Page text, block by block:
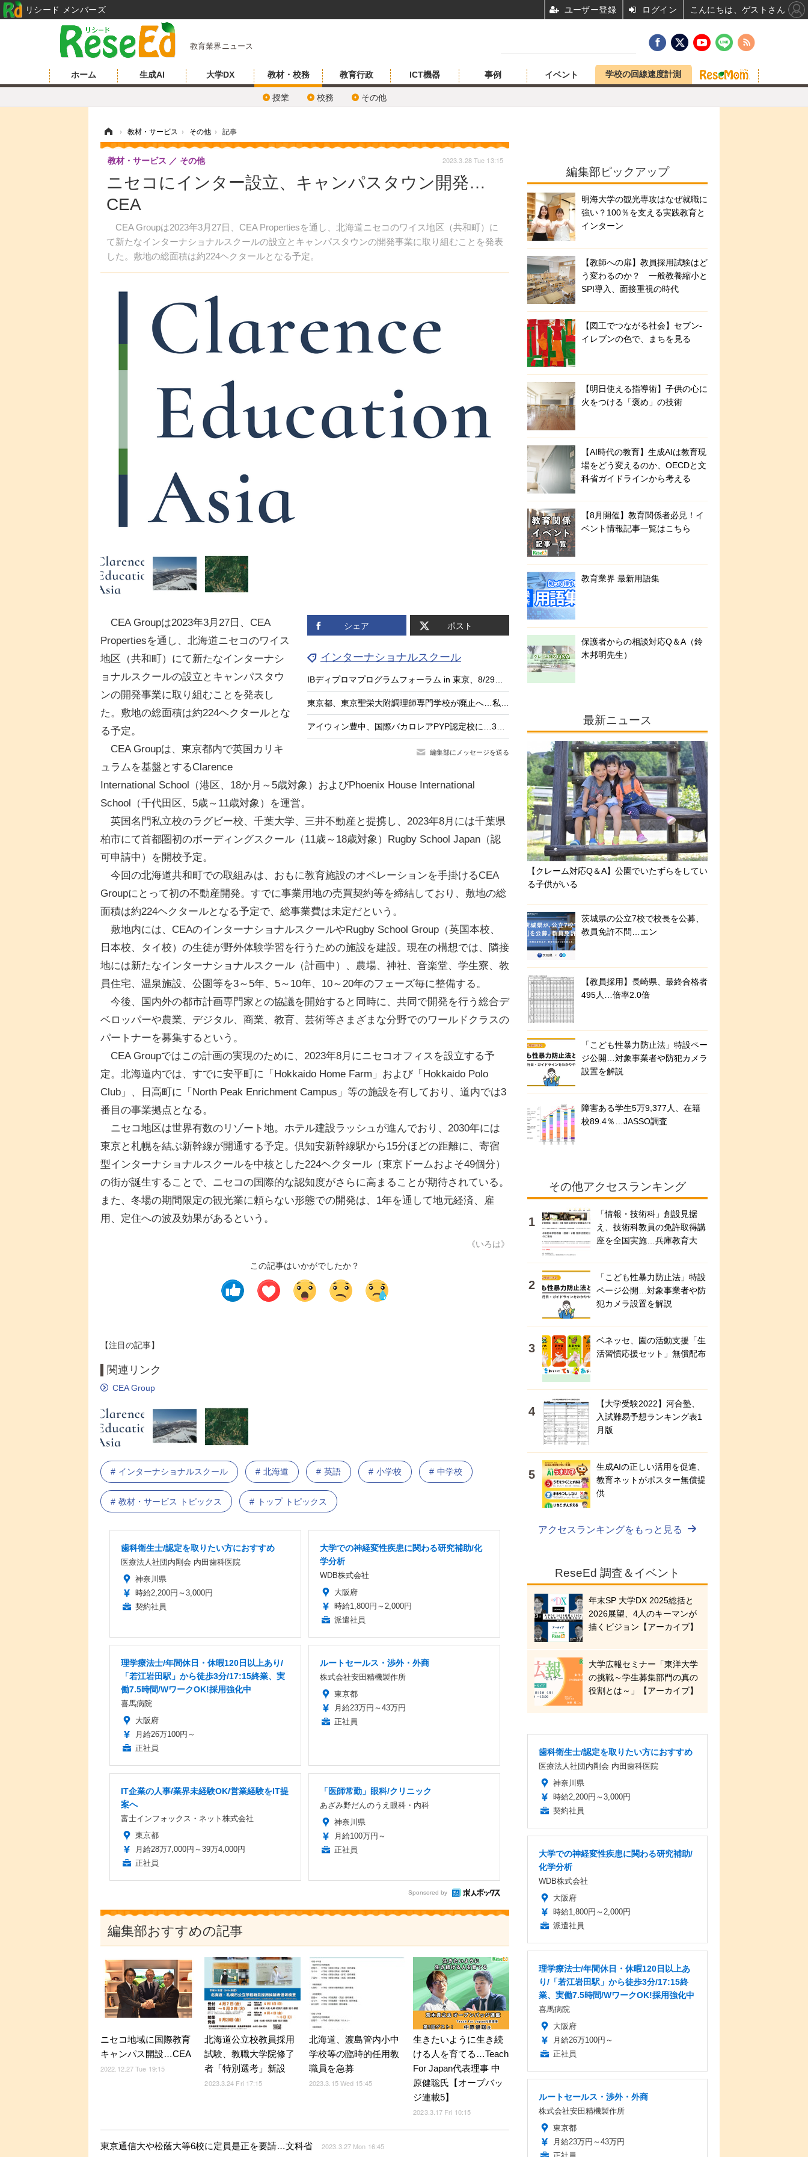
教育業界ニュース
ホーム 生成AI 大学DX 教材・校務
授業 校務 その他
教育行政 ICT機器 事例 イベント 学校の回線速度計測
› 教材・サービス › その他 › 記事
ニセコにインター設立、キャンパスタウン開発…
CEA
CEA Groupは2023年3月27日、CEA Propertiesを通し、北海道ニセコのワイス地区（共和町）に
て新たなインターナショナルスクールの設立とキャンパスタウンの開発事業に取り組むことを発表
した。敷地の総面積は約224ヘクタールとなる予定。
教材・サービス その他 2023.3.28 Tue 13:15
シェア ポスト
インターナショナルスクール
IBディプロマプログラムフォーラム in 東京、8/29開催
東京都、東京聖栄大附調理師専門学校が廃止へ…私学審議会答申
アイウィン豊中、国際バカロレアPYP認定校に…3歳から探究型学習
編集部にメッセージを送る
CEA Groupは2023年3月27日、CEA
Propertiesを通し、北海道ニセコのワイス
地区（共和町）にて新たなインターナシ
ョナルスクールの設立とキャンパスタウ
ンの開発事業に取り組むことを発表し
た。敷地の総面積は約224ヘクタールとな
る予定。
CEA Groupは、東京都内で英国カリキ
ュラムを基盤とするClarence
International School（港区、18か月～5歳対象）およびPhoenix House International
School（千代田区、5歳～11歳対象）を運営。
英国名門私立校のラグビー校、千葉大学、三井不動産と提携し、2023年8月には千葉県
柏市にて首都圏初のボーディングスクール（11歳～18歳対象）Rugby School Japan（認
可申請中）を開校予定。
今回の北海道共和町での取組みは、おもに教育施設のオペレーションを手掛けるCEA
Groupにとって初の不動産開発。すでに事業用地の売買契約等を締結しており、敷地の総
面積は約224ヘクタールとなる予定で、総事業費は未定だという。
敷地内には、CEAのインターナショナルスクールやRugby School Group（英国本校、
日本校、タイ校）の生徒が野外体験学習を行うための施設を建設。現在の構想では、隣接
地には新たなインターナショナルスクール（計画中）、農場、神社、音楽堂、学生寮、教
員住宅、温泉施設、公園等を3～5年、5～10年、10～20年のフェーズ毎に整備する。
今後、国内外の都市計画専門家との協議を開始すると同時に、共同で開発を行う総合デ
ベロッパーや農業、デジタル、商業、教育、芸術等さまざまな分野でのワールドクラスの
パートナーを募集するという。
CEA Groupではこの計画の実現のために、2023年8月にニセコオフィスを設立する予
定。北海道内では、すでに安平町に「Hokkaido Home Farm」および「Hokkaido Polo
Club」、日高町に「North Peak Enrichment Campus」等の施設を有しており、道内では3
番目の事業拠点となる。
ニセコ地区は世界有数のリゾート地。ホテル建設ラッシュが進んでおり、2030年には
東京と札幌を結ぶ新幹線が開通する予定。倶知安新幹線駅から15分ほどの距離に、寄宿
型インターナショナルスクールを中核とした224ヘクタール（東京ドームおよそ49個分）
の街が誕生することで、ニセコの国際的な認知度がさらに高まることが期待されている。
また、冬場の期間限定の観光業に頼らない形態での開発は、1年を通して地元経済、雇
用、定住への波及効果があるという。
《いろは》
この記事はいかがでしたか？
【注目の記事】
関連リンク
CEA Group
インターナショナルスクール 北海道 英語 小学校 中学校
教材・サービス トピックス トップ トピックス
歯科衛生士/認定を取りたい方におすすめ
医療法人社団内剛会 内田歯科医院
神奈川県
時給2,200円～3,000円
契約社員
大学での神経変性疾患に関わる研究補助/化
学分析
WDB株式会社
大阪府
時給1,800円～2,000円
派遣社員
理学療法士/年間休日・休暇120日以上あり/
「若江岩田駅」から徒歩3分/17:15終業、実
働7.5時間/WワークOK!採用強化中
喜馬病院
大阪府
月給26万100円～
正社員
ルートセールス・渉外・外商
株式会社安田精機製作所
東京都
月給23万円～43万円
正社員
IT企業の人事/業界未経験OK/営業経験をIT提
案へ
富士インフォックス・ネット株式会社
東京都
月給28万7,000円～39万4,000円
正社員
「医師常勤」眼科/クリニック
あざみ野だんのうえ眼科・内科
神奈川県
月給100万円～
正社員
Sponsored by
編集部おすすめの記事
ニセコ地域に国際教育
キャンパス開設…CEA
2022.12.27 Tue 19:15
北海道公立校教員採用
試験、教職大学院修了
者「特別選考」新設
2023.3.24 Fri 17:15
北海道、渡島管内小中
学校等の臨時的任用教
職員を急募
2023.3.15 Wed 15:45
生きたいように生き続
ける人を育てる…Teach
For Japan代表理事 中
原健聡氏【オープバッ
ジ連載5】
2023.3.17 Fri 10:15
東京通信大や松蔭大等6校に定員是正を要請…文科省 2023.3.27 Mon 16:45
編集部ピックアップ
明海大学の観光専攻はなぜ就職に
強い？100％を支える実践教育と
インターン
【教師への扉】教員採用試験はど
う変わるのか？ 一般教養縮小と
SPI導入、面接重視の時代
【図工でつながる社会】セブン‐
イレブンの色で、まちを見る
【明日使える指導術】子供の心に
火をつける「褒め」の技術
【AI時代の教育】生成AIは教育現
場をどう変えるのか、OECDと文
科省ガイドラインから考える
【8月開催】教育関係者必見！イ
ベント情報記事一覧はこちら
教育業界 最新用語集
保護者からの相談対応Q＆A（鈴
木邦明先生）
最新ニュース
【クレーム対応Q＆A】公園でいたずらをしてい
る子供がいる
茨城県の公立7校で校長を公募、
教員免許不問…エン
【教員採用】長崎県、最終合格者
495人…倍率2.0倍
「こども性暴力防止法」特設ペー
ジ公開…対象事業者や防犯カメラ
設置を解説
障害ある学生5万9,377人、在籍
校89.4％…JASSO調査
その他アクセスランキング
「情報・技術科」創設見据
え、技術科教員の免許取得講
座を全国実施…兵庫教育大
「こども性暴力防止法」特設
ページ公開…対象事業者や防
犯カメラ設置を解説
ベネッセ、園の活動支援「生
活習慣応援セット」無償配布
【大学受験2022】河合塾、
入試難易予想ランキング表1
月版
生成AIの正しい活用を促進、
教育ネットがポスター無償提
供
アクセスランキングをもっと見る
ReseEd 調査＆イベント
年末SP 大学DX 2025総括と
2026展望、4人のキーマンが
描くビジョン【アーカイブ】
大学広報セミナー「東洋大学
の挑戦～学生募集部門の真の
役割とは～」【アーカイブ】
歯科衛生士/認定を取りたい方におすすめ
医療法人社団内剛会 内田歯科医院
神奈川県
時給2,200円～3,000円
契約社員
大学での神経変性疾患に関わる研究補助/
化学分析
WDB株式会社
大阪府
時給1,800円～2,000円
派遣社員
理学療法士/年間休日・休暇120日以上あ
り/「若江岩田駅」から徒歩3分/17:15終
業、実働7.5時間/WワークOK!採用強化中
喜馬病院
大阪府
月給26万100円～
正社員
ルートセールス・渉外・外商
株式会社安田精機製作所
東京都
月給23万円～43万円
リシード メンバーズ ユーザー登録 ログイン こんにちは、ゲストさん